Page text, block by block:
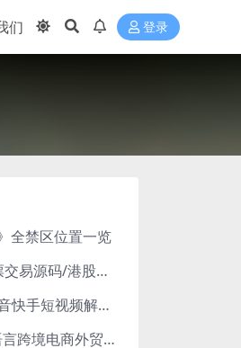
们 登录
全禁区位置一览
海外股票交易源码/港股泰股/美股源码/印度股源码/马拉西亚股票源码/国际股票配资
2024 抖音快手短视频解析去水印php源码
Java多语言跨境电商外贸商城TikToKshop内嵌商城I商家入驻I一键铺